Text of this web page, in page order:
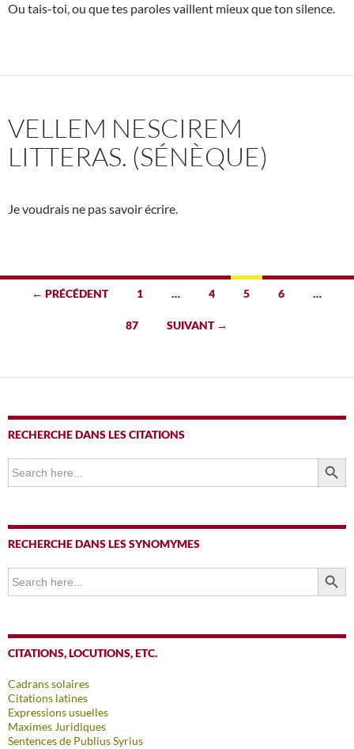
Ou tais-toi, ou que tes paroles vaillent mieux que ton silence.
VELLEM NESCIREM
LITTERAS. (SÉNÈQUE)
Je voudrais ne pas savoir écrire.
Navigation
← PRÉCÉDENT 1 … 4 5 6 …
87 SUIVANT →
RECHERCHE DANS LES CITATIONS
Search
for:
SEARCH
RECHERCHE DANS LES SYNOMYMES
Search
for:
SEARCH
CITATIONS, LOCUTIONS, ETC.
Cadrans solaires
Citations latines
Expressions usuelles
Maximes Juridiques
Sentences de Publius Syrius